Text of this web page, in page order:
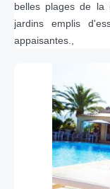
belles plages de
jardins emplis
appaisantes.,